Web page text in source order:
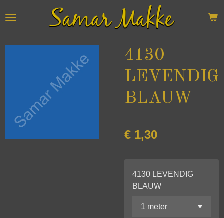
direct
de
4130
LEVENDIG
BLAUW
€ 1,30
4130 LEVENDIG
BLAUW